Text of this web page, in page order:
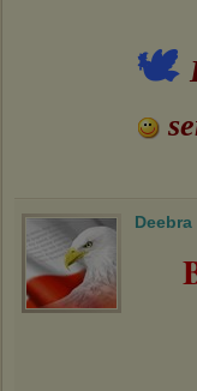
🕊
Deebra